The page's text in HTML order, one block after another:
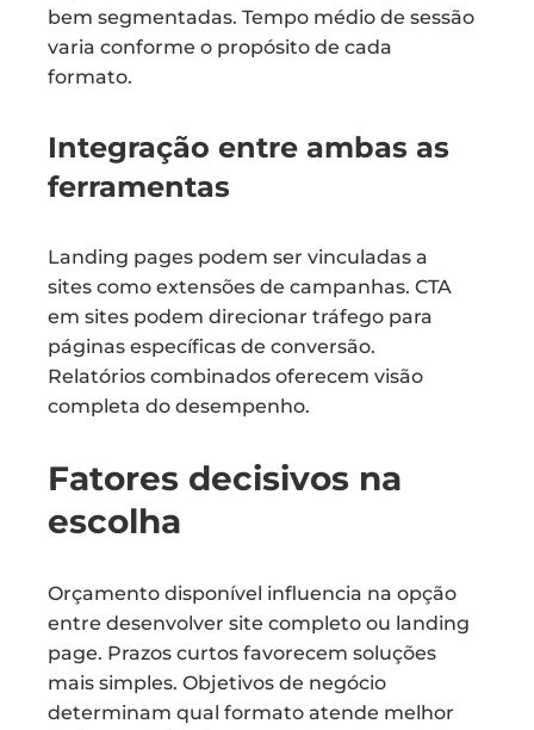
bem segmentadas. Tempo médio de sessão
varia conforme o propósito de cada
formato.
Integração entre ambas as
ferramentas
Landing pages podem ser vinculadas a
sites como extensões de campanhas. CTA
em sites podem direcionar tráfego para
páginas específicas de conversão.
Relatórios combinados oferecem visão
completa do desempenho.
Fatores decisivos na
escolha
Orçamento disponível influencia na opção
entre desenvolver site completo ou landing
page. Prazos curtos favorecem soluções
mais simples. Objetivos de negócio
determinam qual formato atende melhor